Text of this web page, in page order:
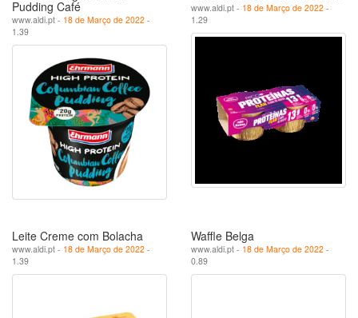
Pudding Café
www.aldi.pt - 18 de Março de 2022 -
1.39
www.aldi.pt - 18 de Março de 2022 -
1.29
Leite Creme com Bolacha
www.aldi.pt - 18 de Março de 2022 -
1.39
Waffle Belga
www.aldi.pt - 18 de Março de 2022 -
0.89